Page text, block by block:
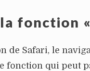
fonction
de Safari, le
fonction qui peut